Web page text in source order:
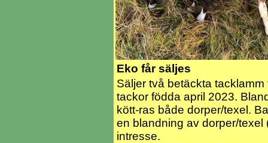
Eko får säljes
Säljer två betäckta
tackor födda april 2023.
kött-ras både dorper/texel.
en blandning av dorper/texel
intresse.